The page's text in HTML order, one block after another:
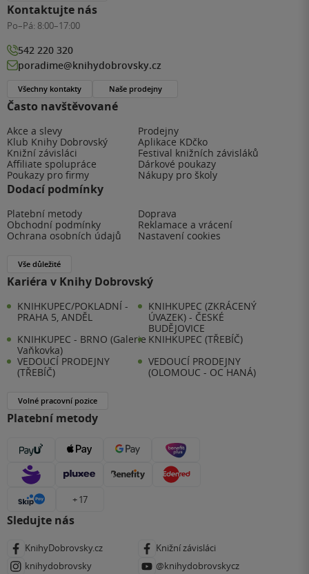
Často navštěvované
Akce a slevy
Prodejny
Klub Knihy Dobrovský
Aplikace KDčko
Knižní závisláci
Festival knižních závisláků
Affiliate spolupráce
Dárkové poukazy
Poukazy pro firmy
Nákupy pro školy
Dodací podmínky
Platební metody
Doprava
Obchodní podmínky
Reklamace a vrácení
Ochrana osobních údajů
Nastavení cookies
Vše důležité
Kariéra v Knihy Dobrovský
KNIHKUPEC/POKLADNÍ -
PRAHA 5, ANDĚL
KNIHKUPEC (ZKRÁCENÝ
ÚVAZEK) - ČESKÉ
BUDĚJOVICE
KNIHKUPEC - BRNO (Galerie
Vaňkovka)
KNIHKUPEC (TŘEBÍČ)
VEDOUCÍ PRODEJNY
(TŘEBÍČ)
VEDOUCÍ PRODEJNY
(OLOMOUC - OC HANÁ)
Volné pracovní pozice
Platební metody
+ 17
Sledujte nás
KnihyDobrovsky.cz
Knižní závisláci
knihydobrovsky
@knihydobrovskycz
Kontaktujte nás
Po–Pá: 8:00–17:00
542 220 320
poradime@knihydobrovsky.cz
Všechny kontakty Naše prodejny